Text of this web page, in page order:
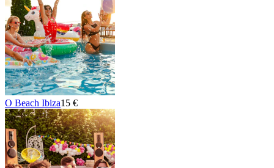
O Beach Ibiza15 €